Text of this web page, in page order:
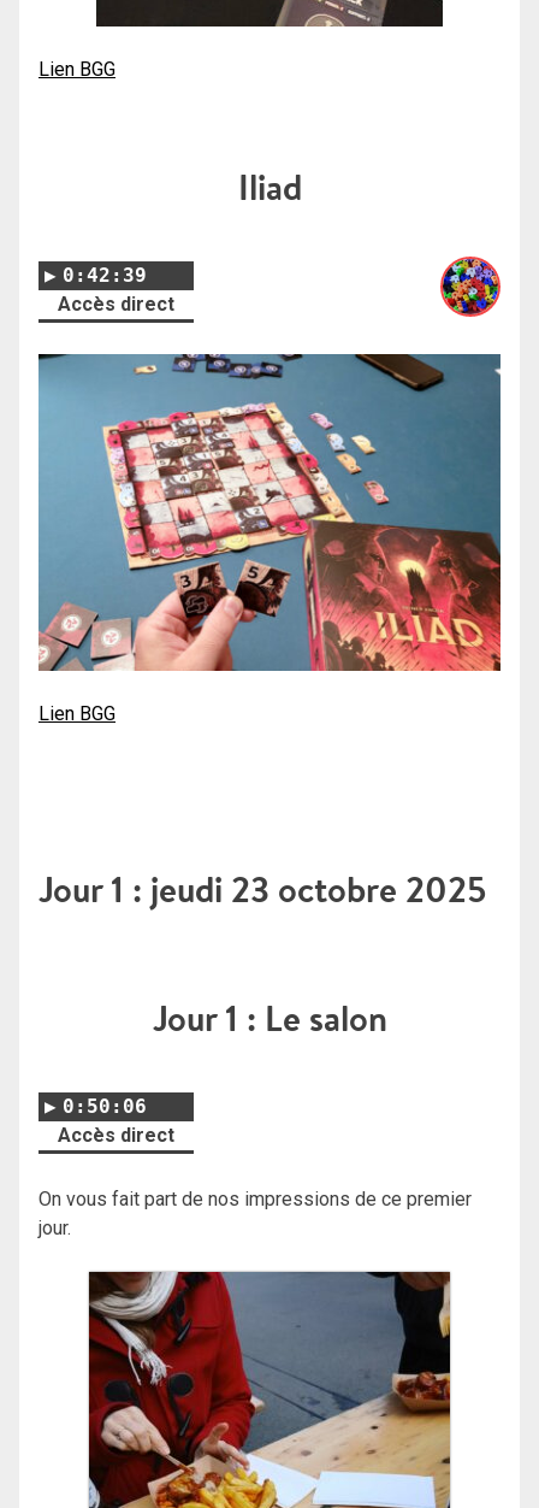
Lien BGG
Iliad
0:42:39
Accès direct
Lien BGG
Jour 1 : jeudi 23 octobre 2025
Jour 1 : Le salon
0:50:06
Accès direct
On vous fait part de nos impressions de ce premier
jour.